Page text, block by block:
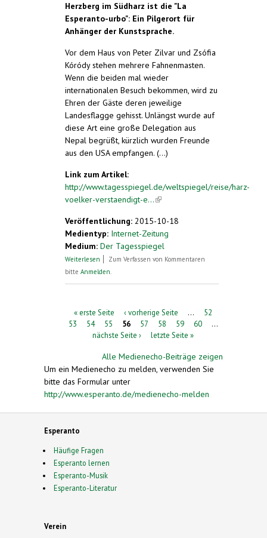
Herzberg im Südharz ist die "La
Esperanto-urbo": Ein Pilgerort für
Anhänger der Kunstsprache.
Vor dem Haus von Peter Zilvar und Zsófia
Kóródy stehen mehrere Fahnenmasten.
Wenn die beiden mal wieder
internationalen Besuch bekommen, wird zu
Ehren der Gäste deren jeweilige
Landesflagge gehisst. Unlängst wurde auf
diese Art eine große Delegation aus
Nepal begrüßt, kürzlich wurden Freunde
aus den USA empfangen. (...)
Link zum Artikel:
http://www.tagesspiegel.de/weltspiegel/reise/harz-
voelker-verstaendigt-e...(link is external)
Veröffentlichung: 2015-10-18
Medientyp: Internet-Zeitung
Medium: Der Tagesspiegel
Weiterlesen über Völker, verständigt euch
Zum Verfassen von Kommentaren
bitte Anmelden.
Seiten« erste Seite ‹ vorherige Seite …
52
53
54 55 56 57 58 59 60
…
nächste Seite ›
letzte Seite »
Alle Medienecho-Beiträge zeigen
Um ein Medienecho zu melden, verwenden Sie
bitte das Formular unter
http://www.esperanto.de/medienecho-melden
Esperanto
Häufige Fragen
Esperanto lernen
Esperanto-Musik
Esperanto-Literatur
Verein